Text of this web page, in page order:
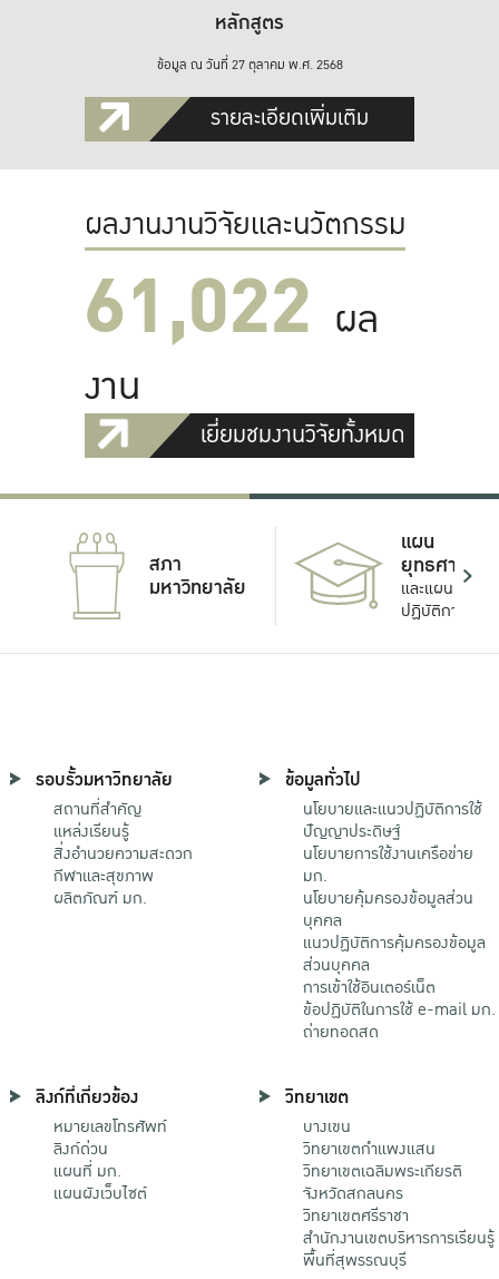
หลักสูตร
ข้อมูล ณ วันที่ 27 ตุลาคม พ.ศ. 2568
รายละเอียดเพิ่มเติม
ผลงานงานวิจัยและนวัตกรรม
61,022 ผล
งาน
เยี่ยมชมงานวิจัยทั้งหมด
สภา
มหาวิทยาลัย
แผน
ยุทธศาสตร์
และแผน
ปฏิบัติการ
รอบรั้วมหาวิทยาลัย
สถานที่สำคัญ
แหล่งเรียนรู้
สิ่งอำนวยความสะดวก
กีฬาและสุขภาพ
ผลิตภัณฑ์ มก.
ข้อมูลทั่วไป
นโยบายและแนวปฏิบัติการใช้
ปัญญาประดิษฐ์
นโยบายการใช้งานเครือข่าย
มก.
นโยบายคุ้มครองข้อมูลส่วน
บุคคล
แนวปฏิบัติการคุ้มครองข้อมูล
ส่วนบุคคล
การเข้าใช้อินเตอร์เน็ต
ข้อปฏิบัติในการใช้ e-mail มก.
ถ่ายทอดสด
ลิงก์ที่เกี่ยวข้อง
หมายเลขโทรศัพท์
ลิงก์ด่วน
แผนที่ มก.
แผนผังเว็บไซต์
วิทยาเขต
บางเขน
วิทยาเขตกําแพงแสน
วิทยาเขตเฉลิมพระเกียรติ
จังหวัดสกลนคร
วิทยาเขตศรีราชา
สำนักงานเขตบริหารการเรียนรู้
พื้นที่สุพรรณบุรี